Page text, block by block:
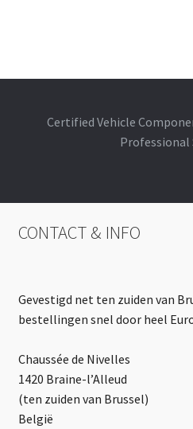
Certified Vehicle
Professional
CONTACT & INFO
Gevestigd net ten zuiden van
bestellingen snel door heel
Chaussée de Nivelles
1420 Braine-l’Alleud
(ten zuiden van Brussel)
België